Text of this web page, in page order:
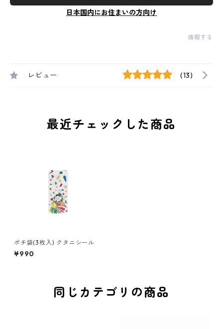
日本国内にお住まいの方向け
通報する
レビュー (13)
最近チェックした商品
ポチ袋(3枚入) クタニシール
¥990
同じカテゴリの商品